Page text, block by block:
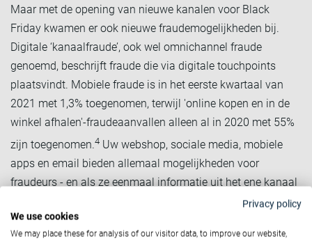
Maar met de opening van nieuwe kanalen voor Black
Friday kwamen er ook nieuwe fraudemogelijkheden bij.
Digitale ‘kanaalfraude’, ook wel omnichannel fraude
genoemd, beschrijft fraude die via digitale touchpoints
plaatsvindt. Mobiele fraude is in het eerste kwartaal van
2021 met 1,3% toegenomen, terwijl 'online kopen en in de
winkel afhalen'-fraudeaanvallen alleen al in 2020 met 55%
zijn toegenomen.4 Uw webshop, sociale media, mobiele
apps en email bieden allemaal mogelijkheden voor
fraudeurs - en als ze eenmaal informatie uit het ene kanaal
hebben gestolen, kunnen ze die vaak gebruiken om ook
andere kanalen binnen te dringen.
Privacy policy
We use cookies
We may place these for analysis of our visitor data, to improve our website,